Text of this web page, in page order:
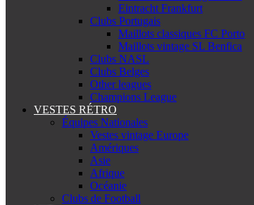
Eintracht Frankfurt
Clubs Portugais
Maillots classiques FC Porto
Maillots vintage SL Benfica
Clubs NASL
Clubs Belges
Other leagues
Champions League
VESTES RÉTRO
Équipes Nationales
Vestes vintage Europe
Amériques
Asie
Afrique
Océanie
Clubs de Football